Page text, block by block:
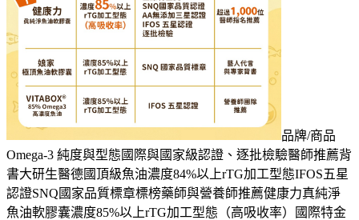
品牌/商品
Omega-3 純度與型態國際與國家級認證、逐批檢驗醫師推薦背
書大研生醫德國頂級魚油濃度84%以上rTG加工型態IFOS五星
認證SNQ國家品質標章標榜藥師與營養師推薦健康力真純淨
魚油軟膠囊濃度85%以上rTG加工型態（高吸收率）國際特金